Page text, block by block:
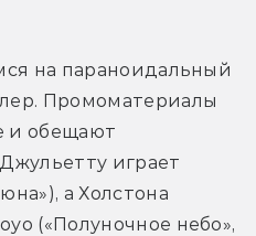
на параноидальный
Промоматериалы
и обещают
играет
а Холстона
(«Полуночное небо»,